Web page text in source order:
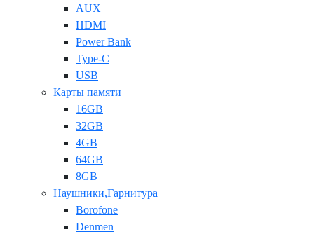
AUX
HDMI
Power Bank
Type-C
USB
Карты памяти
16GB
32GB
4GB
64GB
8GB
Наушники,Гарнитура
Borofone
Denmen